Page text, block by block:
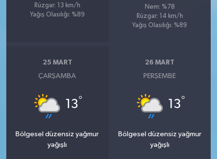
Rüzgar: 13 km/h
Yağış Olasılığı: %89
Nem: %78
Rüzgar: 14 km/h
Yağış Olasılığı: %89
25 MART
ÇARŞAMBA
13°
Bölgesel düzensiz yağmur
yağışlı
26 MART
PERŞEMBE
13°
Bölgesel düzensiz yağmur
yağışlı